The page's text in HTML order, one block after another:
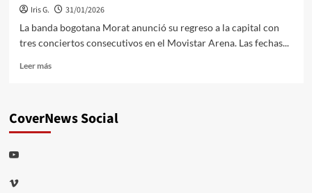
Iris G.
31/01/2026
La banda bogotana Morat anunció su regreso a la capital con
tres conciertos consecutivos en el Movistar Arena. Las fechas...
Leer másLeer
regresa
a
CoverNews Social
Youtube
Vimeo